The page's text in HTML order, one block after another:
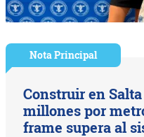
Nota Principal
Construir en
millones por
frame supera al